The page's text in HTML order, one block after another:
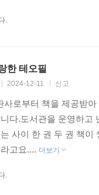
.
한 테오필
2024-12-11 신고
사로부터 책을 제공받
다.도서관을 운영하고
사이 한 권 두 권 책이
고요.... 더보기
.